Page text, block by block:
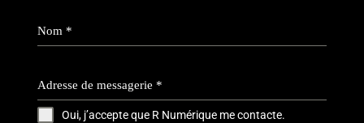
Nom *
Adresse de messagerie *
Oui, j’accepte que R Numérique me contacte.